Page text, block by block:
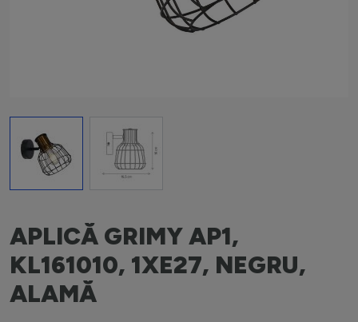
APLICĂ GRIMY AP1,
KL161010, 1XE27, NEGRU,
ALAMĂ